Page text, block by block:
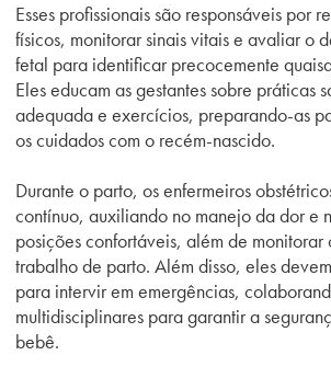
Esses profissionais são responsáveis por
físicos, monitorar sinais vitais e avaliar o
fetal para identificar precocemente
Eles educam as gestantes sobre práticas
adequada e exercícios, preparando-as
os cuidados com o recém-nascido.
Durante o parto, os enfermeiros
contínuo, auxiliando no manejo da dor e
posições confortáveis, além de monitorar
trabalho de parto. Além disso, eles
para intervir em emergências,
multidisciplinares para garantir a
bebê.